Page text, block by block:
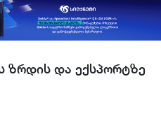
ზრდის და ექსპორტზე